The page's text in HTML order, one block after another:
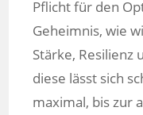
Pflicht für den
Geheimnis, wie
Stärke, Resilienz
diese lässt sich
maximal, bis zur